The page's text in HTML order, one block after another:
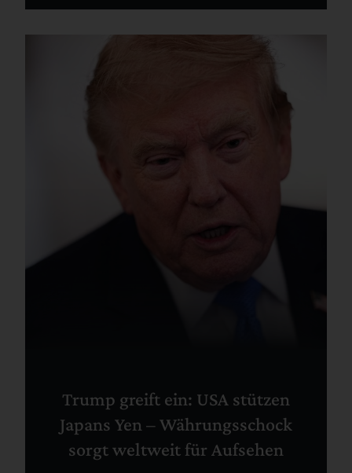
Trump greift ein: USA stützen
Japans Yen – Währungsschock
sorgt weltweit für Aufsehen